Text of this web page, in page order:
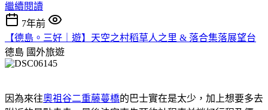
繼續閱讀
7年前
【德島。三好｜遊】天空之村稻草人之里 & 落合集落展望台
德島 國外旅遊
因為來往奧祖谷二重藤蔓橋的巴士實在是太少，加上想要多去